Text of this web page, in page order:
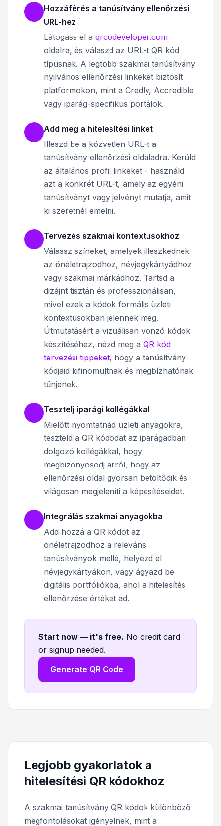
Hozzáférés a tanúsítvány ellenőrzési
URL-hez
Látogass el a qrcodeveloper.com
oldalra, és válaszd az URL-t QR kód
típusnak. A legtöbb szakmai tanúsítvány
nyilvános ellenőrzési linkeket biztosít
platformokon, mint a Credly, Accredible
vagy iparág-specifikus portálok.
Add meg a hitelesítési linket
Illeszd be a közvetlen URL-t a
tanúsítvány ellenőrzési oldaladra. Kerüld
az általános profil linkeket - használd
azt a konkrét URL-t, amely az egyéni
tanúsítványt vagy jelvényt mutatja, amit
ki szeretnél emelni.
Tervezés szakmai kontextusokhoz
Válassz színeket, amelyek illeszkednek
az önéletrajzodhoz, névjegykártyádhoz
vagy szakmai márkádhoz. Tartsd a
dizájnt tisztán és professzionálisan,
mivel ezek a kódok formális üzleti
kontextusokban jelennek meg.
Útmutatásért a vizuálisan vonzó kódok
készítéséhez, nézd meg a QR kód
tervezési tippeket, hogy a tanúsítvány
kódjaid kifinomultnak és megbízhatónak
tűnjenek.
Tesztelj iparági kollégákkal
Mielőtt nyomtatnád üzleti anyagokra,
teszteld a QR kódodat az iparágadban
dolgozó kollégákkal, hogy
megbizonyosodj arról, hogy az
ellenőrzési oldal gyorsan betöltődik és
világosan megjeleníti a képesítéseidet.
Integrálás szakmai anyagokba
Add hozzá a QR kódot az
önéletrajzodhoz a releváns
tanúsítványok mellé, helyezd el
névjegykártyákon, vagy ágyazd be
digitális portfóliókba, ahol a hitelesítés
ellenőrzése értéket ad.
Start now — it's free. No credit card
or signup needed.
Generate QR Code
Legjobb gyakorlatok a
hitelesítési QR kódokhoz
A szakmai tanúsítvány QR kódok különböző
megfontolásokat igényelnek, mint a